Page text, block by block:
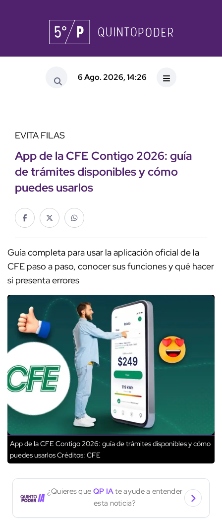
6 Ago. 2026, 14:26
EVITA FILAS
App de la CFE Contigo 2026: guía
de trámites disponibles y cómo
puedes usarlos
Guía completa para usar la aplicación oficial de la
CFE paso a paso, conocer sus funciones y qué hacer
si presenta errores
App de la CFE Contigo 2026: guía de trámites disponibles y cómo
puedes usarlosCréditos: CFE
¿Quieres que QP IAte ayude a entender
esta noticia?